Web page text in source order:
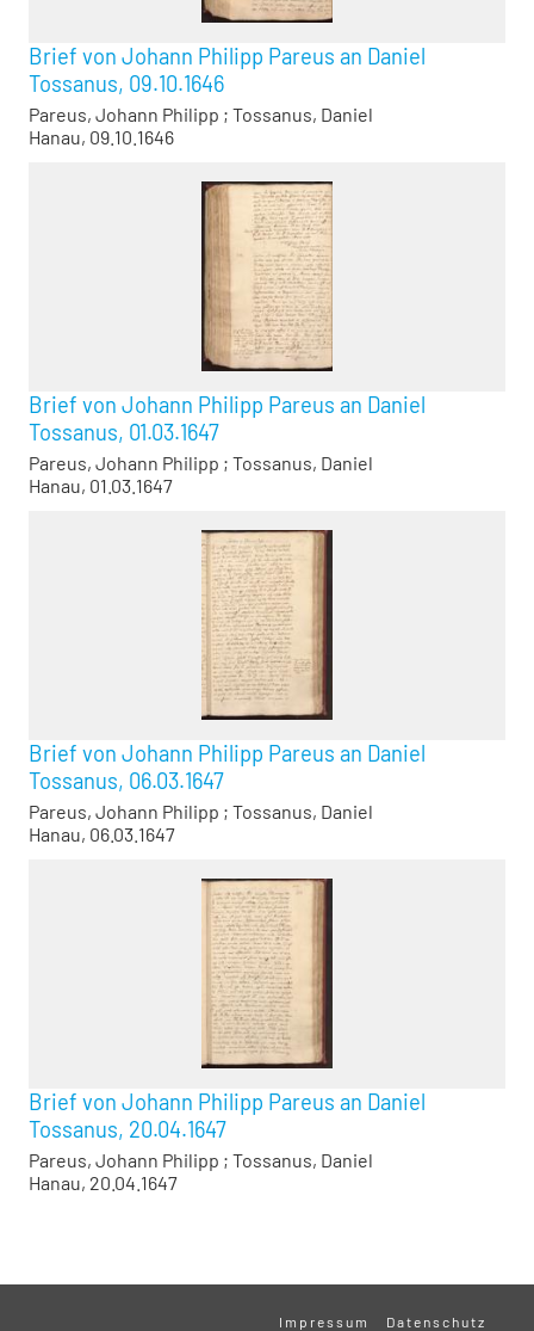
Brief von Johann Philipp Pareus an Daniel
Tossanus, 09.10.1646
Pareus, Johann Philipp ; Tossanus, Daniel
Hanau, 09.10.1646
Brief von Johann Philipp Pareus an Daniel
Tossanus, 01.03.1647
Pareus, Johann Philipp ; Tossanus, Daniel
Hanau, 01.03.1647
Brief von Johann Philipp Pareus an Daniel
Tossanus, 06.03.1647
Pareus, Johann Philipp ; Tossanus, Daniel
Hanau, 06.03.1647
Brief von Johann Philipp Pareus an Daniel
Tossanus, 20.04.1647
Pareus, Johann Philipp ; Tossanus, Daniel
Hanau, 20.04.1647
Impressum Datenschutz